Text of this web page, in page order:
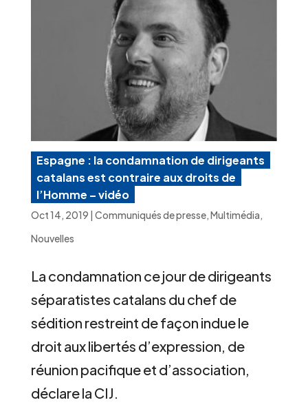
Espagne : la condamnation de dirigeants
catalans est contraire aux droits de
l’Homme – vidéo
Oct 14, 2019 | Communiqués de presse,Multimédia,
Nouvelles
La condamnation ce jour de dirigeants
séparatistes catalans du chef de
sédition restreint de façon indue le
droit aux libertés d’expression, de
réunion pacifique et d’association,
déclare la CIJ.